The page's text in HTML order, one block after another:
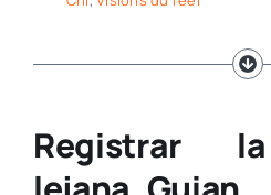
Registrar